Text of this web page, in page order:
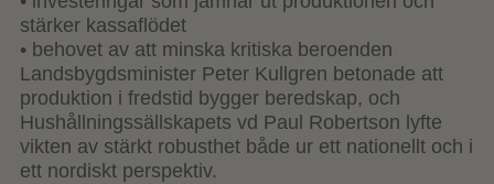
stärker kassaflödet
• behovet av att minska kritiska beroenden
Landsbygdsminister Peter Kullgren betonade att
produktion i fredstid bygger beredskap, och
Hushållningssällskapets vd Paul Robertson lyfte
vikten av stärkt robusthet både ur ett nationellt och i
ett nordiskt perspektiv.